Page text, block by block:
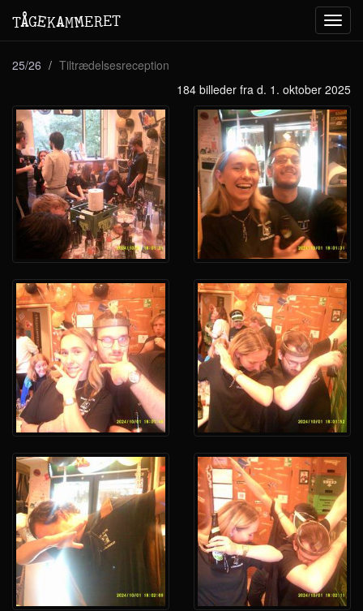
TÅGEKAMMERET
25/26
Tiltrædelsesreception
184 billeder fra d. 1. oktober 2025